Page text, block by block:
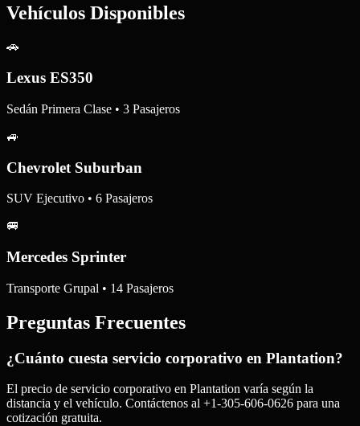
Vehículos Disponibles
🚗
Lexus ES350
Sedán Primera Clase • 3 Pasajeros
🚙
Chevrolet Suburban
SUV Ejecutivo • 6 Pasajeros
🚐
Mercedes Sprinter
Transporte Grupal • 14 Pasajeros
Preguntas Frecuentes
¿Cuánto cuesta servicio corporativo en Plantation?
El precio de servicio corporativo en Plantation varía según la
distancia y el vehículo. Contáctenos al +1-305-606-0626 para una
cotización gratuita.